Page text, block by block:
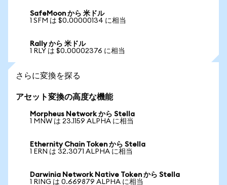
SafeMoon から 米ドル
1 SFM は $0.00000134 に相当
Rally から 米ドル
1 RLY は $0.00002376 に相当
さらに変換を探る
アセット変換の高度な機能
Morpheus Network から Stella
1 MNW は 23.1159 ALPHA に相当
Ethernity Chain Token から Stella
1 ERN は 32.3071 ALPHA に相当
Darwinia Network Native Token から Stella
1 RING は 0.669879 ALPHA に相当